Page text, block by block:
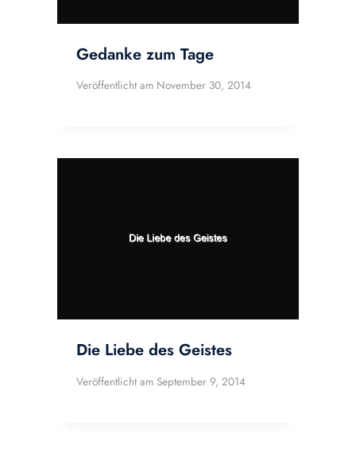
Gedanke zum Tage
Veröffentlicht am November 30, 2014
Die Liebe des Geistes
Veröffentlicht am September 9, 2014